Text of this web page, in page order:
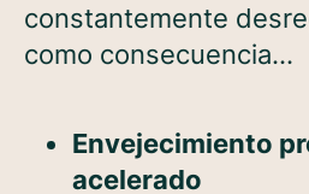
constantemente
como consecuencia…
Envejecimiento
acelerado